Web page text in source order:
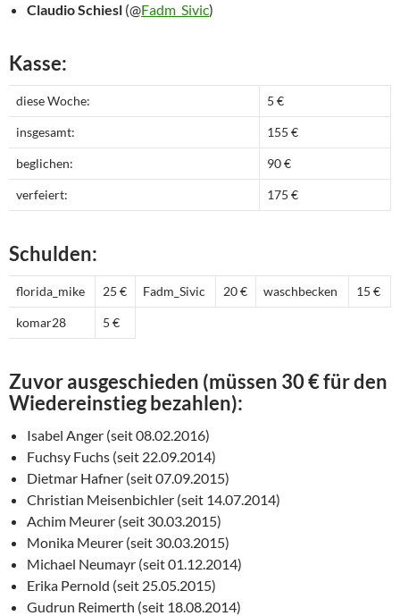
Claudio Schiesl (@Fadm_Sivic)
Kasse:
diese Woche: 5 €
insgesamt: 155 €
beglichen: 90 €
verfeiert: 175 €
Schulden:
florida_mike 25 € Fadm_Sivic 20 € waschbecken 15 €
komar28 5 €
Zuvor ausgeschieden (müssen 30 € für den
Wiedereinstieg bezahlen):
Isabel Anger (seit 08.02.2016)
Fuchsy Fuchs (seit 22.09.2014)
Dietmar Hafner (seit 07.09.2015)
Christian Meisenbichler (seit 14.07.2014)
Achim Meurer (seit 30.03.2015)
Monika Meurer (seit 30.03.2015)
Michael Neumayr (seit 01.12.2014)
Erika Pernold (seit 25.05.2015)
Gudrun Reimerth (seit 18.08.2014)